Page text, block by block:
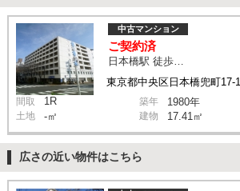
東京都中央区日本橋兜町17-1
中古マンション
ご契約済
日本橋駅 徒歩4分
間取 1R 築年 1980年
土地 -㎡ 建物 17.41㎡
広さの近い物件はこちら